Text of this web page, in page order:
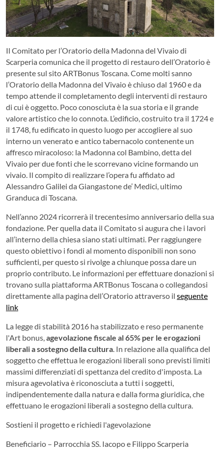
Il Comitato per l’Oratorio della Madonna del Vivaio di
Scarperia comunica che il progetto di restauro dell’Oratorio è
presente sul sito ARTBonus Toscana. Come molti sanno
l’Oratorio della Madonna del Vivaio è chiuso dal 1960 e da
tempo attende il completamento degli interventi di restauro
di cui è oggetto. Poco conosciuta è la sua storia e il grande
valore artistico che lo connota. L’edificio, costruito tra il 1724 e
il 1748, fu edificato in questo luogo per accogliere al suo
interno un venerato e antico tabernacolo contenente un
affresco miracoloso: la Madonna col Bambino, detta del
Vivaio per due fonti che le scorrevano vicine formando un
vivaio. Il compito di realizzare l’opera fu affidato ad
Alessandro Galilei da Giangastone de’ Medici, ultimo
Granduca di Toscana.
Nell’anno 2024 ricorrerà il trecentesimo anniversario della sua
fondazione. Per quella data il Comitato si augura che i lavori
all’interno della chiesa siano stati ultimati. Per raggiungere
questo obiettivo i fondi al momento disponibili non sono
sufficienti, per questo si rivolge a chiunque possa dare un
proprio contributo. Le informazioni per effettuare donazioni si
trovano sulla piattaforma ARTBonus Toscana o collegandosi
direttamente alla pagina dell’Oratorio attraverso il seguente
link
La legge di stabilità 2016 ha stabilizzato e reso permanente
l'Art bonus,agevolazione fiscale al 65% per le erogazioni
liberali a sostegno della cultura. In relazione alla qualifica del
soggetto che effettua le erogazioni liberali sono previsti limiti
massimi differenziati di spettanza del credito d'imposta. La
misura agevolativa è riconosciuta a tutti i soggetti,
indipendentemente dalla natura e dalla forma giuridica, che
effettuano le erogazioni liberali a sostegno della cultura.
Sostieni il progetto e richiedi l'agevolazione
Beneficiario – Parrocchia SS. Iacopo e Filippo Scarperia